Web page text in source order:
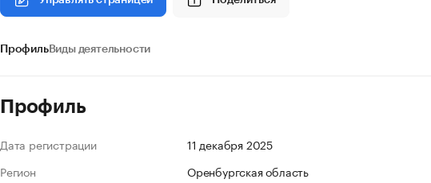
ПрофильВиды деятельности
Профиль
Дата регистрации
11 декабря 2025
Регион
Оренбургская область